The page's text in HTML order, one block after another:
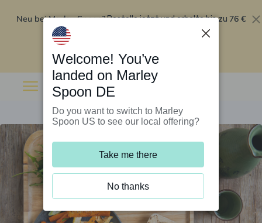
Neu bei Marley Spoon?Bestelle jetzt und erhalte bis zu 76 €
Rabatt auf deine ersten fünf Boxen
Welcome! You’ve
landed on Marley
Spoon DE
Do you want to switch to Marley
Spoon US to see our local offering?
Take me there
No thanks